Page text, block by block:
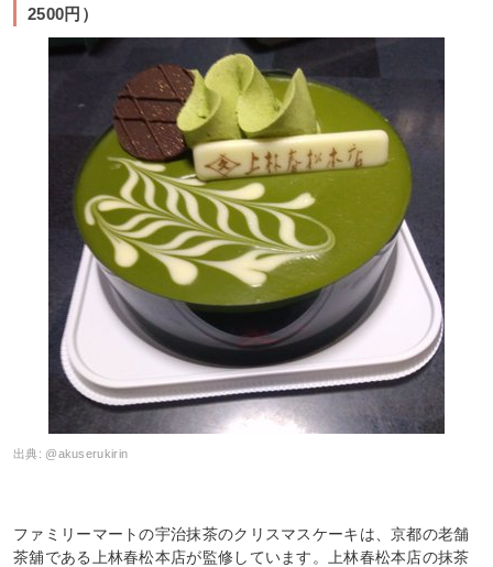
2500円）
出典: @akuserukirin
ファミリーマートの宇治抹茶のクリスマスケーキは、京都の老舗
茶舖である上林春松本店が監修しています。上林春松本店の抹茶